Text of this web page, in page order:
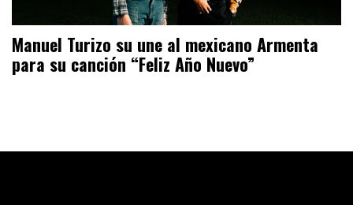
Manuel Turizo su une al mexicano Armenta
para su canción “Feliz Año Nuevo”